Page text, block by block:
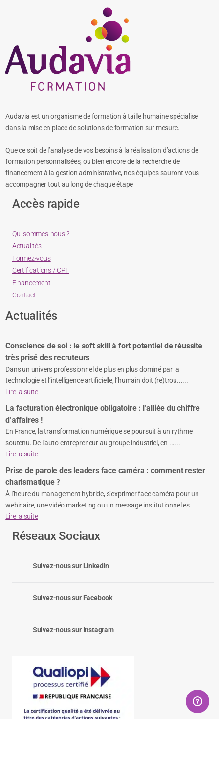
Audavia est un organisme de formation à taille humaine spécialisé
dans la mise en place de solutions de formation sur mesure.
Que ce soit de l’analyse de vos besoins à la réalisation d’actions de
formation personnalisées, ou bien encore de la recherche de
financement à la gestion administrative, nos équipes sauront vous
accompagner tout au long de chaque étape
Accès rapide
Qui sommes-nous ?
Actualités
Formez-vous
Certifications / CPF
Financement
Contact
Actualités
Conscience de soi : le soft skill à fort potentiel de réussite
très prisé des recruteurs
Dans un univers professionnel de plus en plus dominé par la
technologie et l’intelligence artificielle, l’humain doit (re)trou......
Lire la suite
La facturation électronique obligatoire : l’alliée du chiffre
d’affaires !
En France, la transformation numérique se poursuit à un rythme
soutenu. De l’auto-entrepreneur au groupe industriel, en ......
Lire la suite
Prise de parole des leaders face caméra : comment rester
charismatique ?
À l’heure du management hybride, s’exprimer face caméra pour un
webinaire, une vidéo marketing ou un message institutionnel es......
Lire la suite
Réseaux Sociaux
Suivez-nous sur LinkedIn
Suivez-nous sur Facebook
Suivez-nous sur Instagram